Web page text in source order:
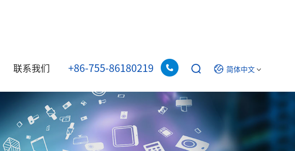
联系我们 +86-755-86180219 简体中文